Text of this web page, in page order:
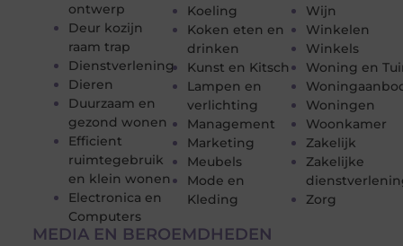
ontwerp
Deur kozijn
raam trap
Dienstverlening
Dieren
Duurzaam en
gezond wonen
Efficient
ruimtegebruik
en klein wonen
Electronica en
Computers
Koeling
Koken eten en
drinken
Kunst en Kitsch
Lampen en
verlichting
Management
Marketing
Meubels
Mode en
Kleding
Wijn
Winkelen
Winkels
Woning en
Woningen
Woonkamer
Zakelijk
Zakelijke
Zorg
MEDIA EN BEROEMDHEDEN